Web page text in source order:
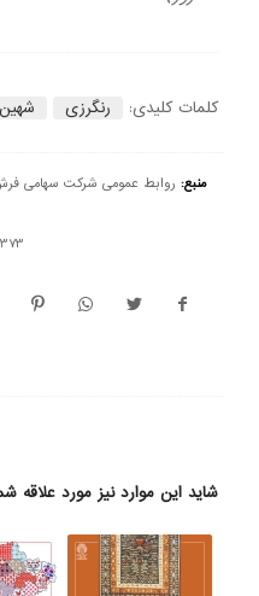
کلمات کلیدی: رنگرزی
منبع: روابط عمومی شرکت سهامی
4373
شاید این موارد نیز مورد علاقه